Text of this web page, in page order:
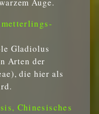
Auge.
Gladiolus
Arten der
die hier als
Chinesisches